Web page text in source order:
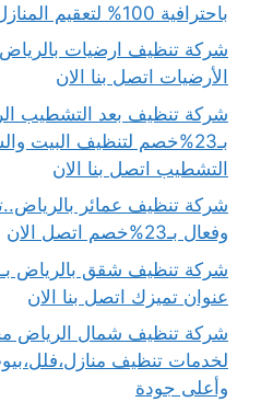
باحترافية 100% لتعقيم المنازل والأثاث
الأرضيات اتصل بنا الان
شركة تنظيف بعد التشطيب
بـ23%خصم لتنظيف البيت
التشطيب اتصل بنا الان
وفعال بـ23%خصم اتصل الان
عنوان تميزك اتصل بنا الان
لخدمات تنظيف
وأعلى جودة